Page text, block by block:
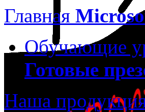
Главная
Обучающие
Готовые
Наша